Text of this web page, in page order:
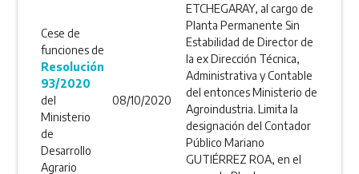
Cese de
funciones de
Resolución
93/2020
del
Ministerio
de
Desarrollo
Agrario
08/10/2020
ETCHEGARAY, al cargo de
Planta Permanente Sin
Estabilidad de Director de
la ex Dirección Técnica,
Administrativa y Contable
del entonces Ministerio de
Agroindustria. Limita la
designación del Contador
Público Mariano
GUTIÉRREZ ROA, en el